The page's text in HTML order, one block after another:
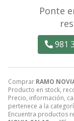
Comprar RAMO
Producto en stock,
Precio, información,
pertenece a la
Encuentra productos
Ponte
981